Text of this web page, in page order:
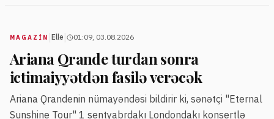
MAGAZİN Elle 01:09, 03.08.2026
Ariana Qrande turdan sonra
ictimaiyyətdən fasilə verəcək
Ariana Qrandenin nümayəndəsi bildirir ki, sənətçi "Eternal
Sunshine Tour" 1 sentyabrdakı Londondakı konsertlə